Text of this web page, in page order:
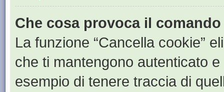
Che cosa provoca il
La funzione “Cancella cookie”
che ti mantengono autenticato
esempio di tenere traccia di